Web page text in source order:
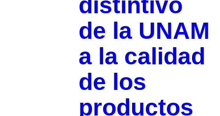
de la UNAM
a la calidad
de los
productos